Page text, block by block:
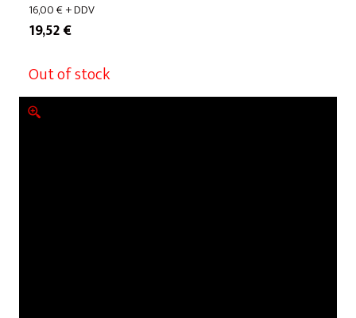
16,00€+ DDV
19,52€
Out of stock